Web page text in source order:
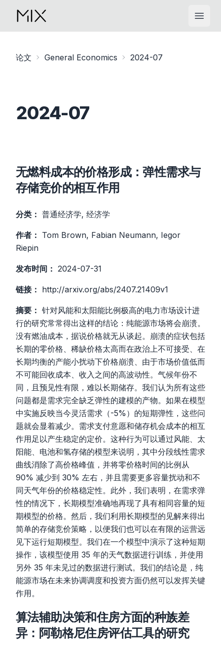
Open
论文 General Economics 2024-07
2024-07
无燃料成本的价格形成：弹性需求与
存储竞价的相互作用
分类： 普通经济学, 经济学
作者： Tom Brown, Fabian Neumann, Iegor
Riepin
发布时间： 2024-07-31
链接： http://arxiv.org/abs/2407.21409v1
摘要： 针对风能和太阳能比例极高的电力市场设计进
行的研究常常得出这样的结论：纯能源市场将会崩溃。
没有燃油成本，据说价格就无从谈起。崩溃的症状包括
长期的零价格、稀缺价格太高而在政治上不可接受、在
长期均衡的产能小扰动下价格崩溃、由于市场价值低而
不可能回收成本、收入之间的高波动性。气候年份不
同，且预见性有限，难以长期储存。我们认为所有这些
问题都是需求完全缺乏弹性的建模的产物。如果在模型
中实施反映当今灵活需求（-5%）的短期弹性，这些问
题就会显着减少。需求支付意愿和储存机会成本的相互
作用足以产生稳定的定价。这种行为可以通过风能、太
阳能、电池和氢存储的模型来说明，其中分段线性需求
曲线消除了高价格峰值，并将零价格时间的比例从
90% 减少到 30% 左右，并且需要更多容量扰动和不
同天气年份的价格稳定性。此外，我们表明，在需求弹
性的情况下，长期模型准确地再现了具有相同容量的短
期模型的价格。然后，我们利用长期模型的见解来得出
简单的存储竞价策略，以便我们也可以在有限的运营远
见下运行短期模型。我们在一个模型中演示了这种短期
操作，该模型使用 35 年的天气数据进行训练，并使用
另外 35 年未见过的数据进行测试。我们的结论是，纯
能源市场在未来协调调度和投资方面仍然可以发挥关键
作用。
算法辅助决策和住房方面的种族差
异：阿勒格尼住房评估工具的研究